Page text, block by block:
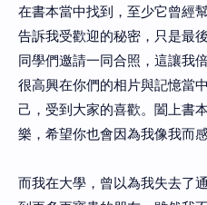
在書本當中找到，至少它曾經
告訴我受歡迎的秘密，只是最
同學們邀請一同合照，這讓我
很高興在你們的相片與記憶當
己，受到大家的喜歡。闔上書
樂，希望你也會因為我像我而
而我在大學，曾以為我失去了